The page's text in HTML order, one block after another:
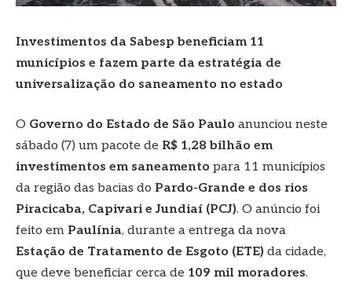
Investimentos da Sabesp beneficiam 11
municípios e fazem parte da estratégia de
universalização do saneamento no estado
O Governo do Estado de São Paulo anunciou neste
sábado (7) um pacote de R$ 1,28 bilhão em
investimentos em saneamento para 11 municípios
da região das bacias do Pardo-Grande e dos rios
Piracicaba, Capivari e Jundiaí (PCJ). O anúncio foi
feito em Paulínia, durante a entrega da nova
Estação de Tratamento de Esgoto (ETE) da cidade,
que deve beneficiar cerca de 109 mil moradores.